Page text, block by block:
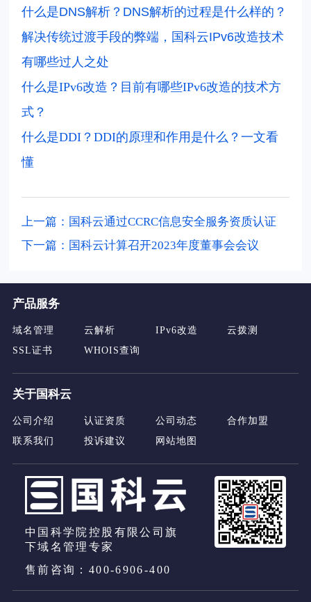
什么是DNS解析？DNS解析的过程是什么样的？
解决传统过渡手段的弊端，国科云IPv6改造技术
有哪些过人之处
什么是IPv6改造？目前有哪些IPv6改造的技术方
式？
什么是DDI？DDI的原理和作用是什么？一文看
懂
上一篇：国科云通过CCRC信息安全服务资质认证
下一篇：国科云计算召开2023年度董事会会议
产品服务
域名管理 云解析 IPv6改造
云拨测
SSL证书
WHOIS查询
关于国科云
公司介绍 认证资质 公司动态
合作加盟
联系我们
投诉建议 网站地图
中国科学院控股有限公司旗
下域名管理专家
售前咨询：400-6906-400